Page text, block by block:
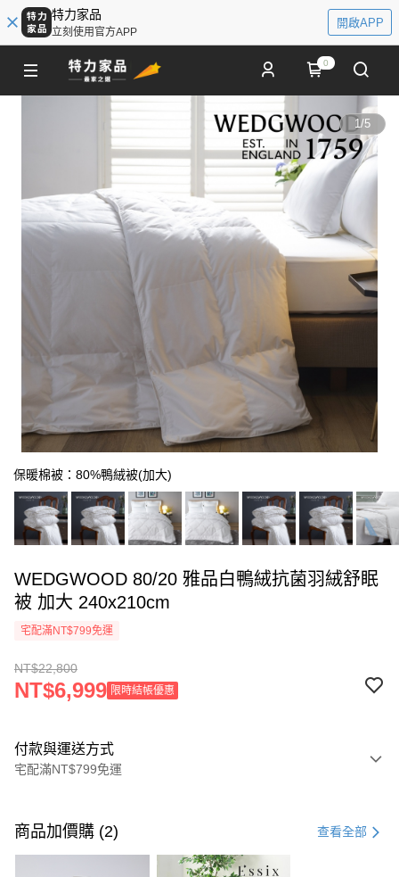
特力家品
立刻使用官方APP
開啟APP
0
1/5
保暖棉被：80%鴨絨被(加大)
WEDGWOOD 80/20 雅品白鴨絨抗菌羽絨舒眠
被 加大 240x210cm
宅配滿NT$799免運
NT$22,800
NT$6,999 限時結帳優惠
付款與運送方式
宅配滿NT$799免運
信用卡一次付款
商品加價購 (2) 查看全部